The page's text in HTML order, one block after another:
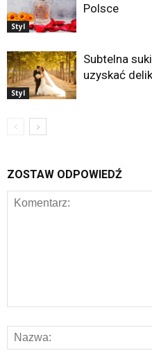
Styl
Polsce
Styl
Subtelna
uzyskać
ZOSTAW ODPOWIEDŹ